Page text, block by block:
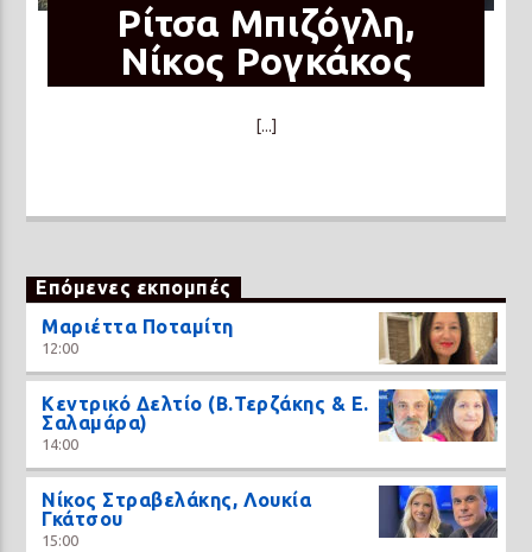
Ρίτσα Μπιζόγλη,
Νίκος Ρογκάκος
[...]
Επόμενες εκπομπές
Μαριέττα Ποταμίτη
12:00
Κεντρικό Δελτίο (Β.Τερζάκης & Ε.
Σαλαμάρα)
14:00
Νίκος Στραβελάκης, Λουκία
Γκάτσου
15:00